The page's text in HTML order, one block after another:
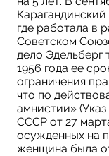
где работала в
Советском
дело
1956 года ее
ограничения
что по
амнистии»
СССР от 27
осужденных на
женщина была